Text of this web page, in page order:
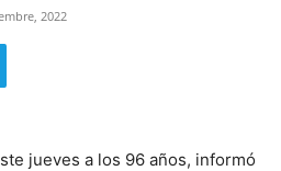
2022
jueves a los 96 años, informó